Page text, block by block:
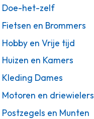
Doe-het-zelf
Fietsen en Brommers
Hobby en Vrije tijd
Huizen en Kamers
Kleding Dames
Motoren en driewielers
Postzegels en Munten